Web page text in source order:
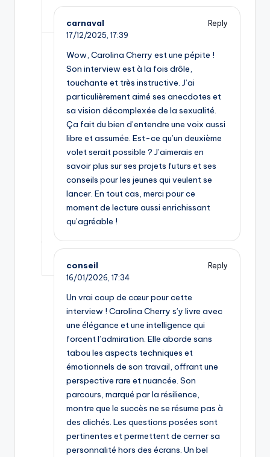
carnaval
Reply
17/12/2025, 17:39
Wow, Carolina Cherry est une pépite !
Son interview est à la fois drôle,
touchante et très instructive. J’ai
particulièrement aimé ses anecdotes et
sa vision décomplexée de la sexualité.
Ça fait du bien d’entendre une voix aussi
libre et assumée. Est-ce qu’un deuxième
volet serait possible ? J’aimerais en
savoir plus sur ses projets futurs et ses
conseils pour les jeunes qui veulent se
lancer. En tout cas, merci pour ce
moment de lecture aussi enrichissant
qu’agréable !
conseil
Reply
16/01/2026, 17:34
Un vrai coup de cœur pour cette
interview ! Carolina Cherry s’y livre avec
une élégance et une intelligence qui
forcent l’admiration. Elle aborde sans
tabou les aspects techniques et
émotionnels de son travail, offrant une
perspective rare et nuancée. Son
parcours, marqué par la résilience,
montre que le succès ne se résume pas à
des clichés. Les questions posées sont
pertinentes et permettent de cerner sa
personnalité hors des écrans. Un bel